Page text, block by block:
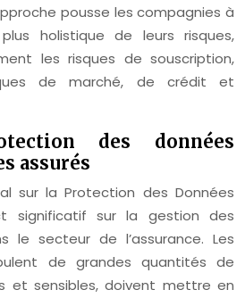
pousse les compagnies à
holistique de leurs risques,
les risques de souscription,
de marché, de crédit et
des données
assurés
sur la Protection des Données
significatif sur la gestion des
le secteur de l’assurance. Les
de grandes quantités de
et sensibles, doivent mettre en